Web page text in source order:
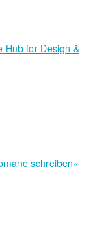
Hub for Design &
schreiben«